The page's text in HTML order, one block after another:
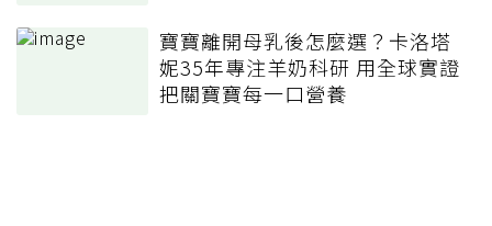
寶寶離開母乳後怎麼選？卡洛塔
妮35年專注羊奶科研 用全球實證
把關寶寶每一口營養